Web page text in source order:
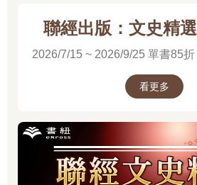
聯經出版：文史精
2026/7/15 ~ 2026/9/25 單書85折
看更多